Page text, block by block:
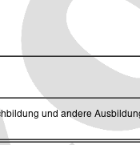
und andere